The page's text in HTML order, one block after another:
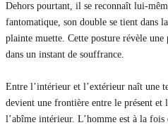
Dehors pourtant, il se reconnaît lui-
fantomatique, son double se tient dans
plainte muette. Cette posture révèle
dans un instant de souffrance.
Entre l’intérieur et l’extérieur naît une
devient une frontière entre le présent et
l’abîme intérieur. L’homme est à la